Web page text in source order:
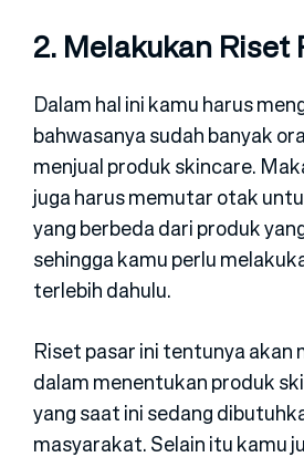
2. Melakukan Riset
Dalam hal ini kamu harus
bahwasanya sudah banyak
menjual produk skincare.
juga harus memutar otak
yang berbeda dari produk
sehingga kamu perlu
terlebih dahulu.
Riset pasar ini tentunya akan
dalam menentukan produk
yang saat ini sedang
masyarakat. Selain itu kamu